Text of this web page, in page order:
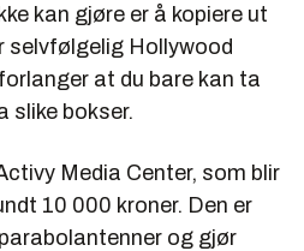
kan gjøre er å kopiere ut
selvfølgelig Hollywood
at du bare kan ta
slike bokser.
Media Center, som blir
10 000 kroner. Den er
og gjør